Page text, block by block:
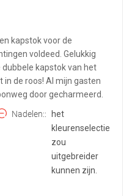
kapstok voor de
voldeed. Gelukkig
kapstok van het
in de roos! Al mijn gasten
door gecharmeerd.
Nadelen:
het
kleurenselectie
zou
uitgebreider
kunnen zijn.